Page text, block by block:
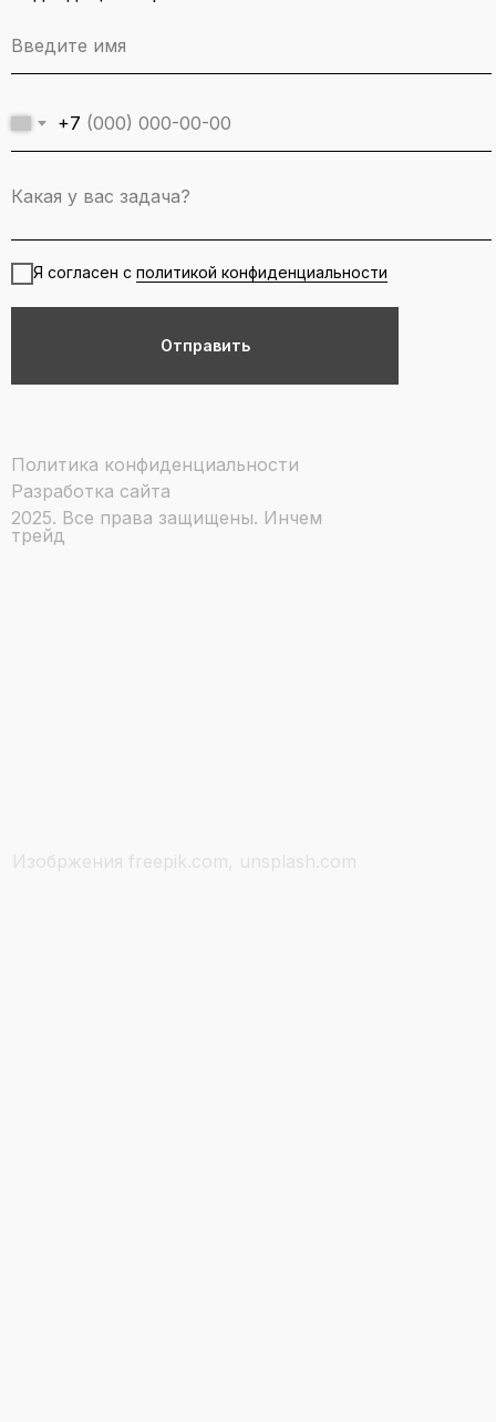
+7
Я согласен с политикой конфиденциальности
Отправить
Политика конфиденциальности
Разработка сайта
Изобржения freepik.com, unsplash.com
2025. Все права защищены. Инчем
трейд